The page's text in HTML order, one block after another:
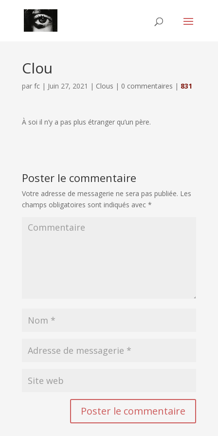
Clou
par fc| Juin 27, 2021 | Clous | 0 commentaires | 831
À soi il n’y a pas plus étranger qu’un père.
Poster le commentaire
Votre adresse de messagerie ne sera pas publiée. Les
champs obligatoires sont indiqués avec *